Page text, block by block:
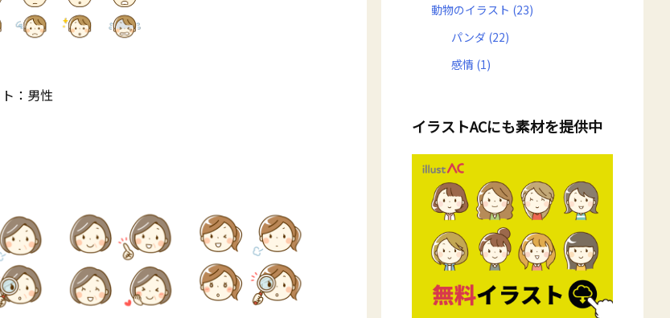
：男性
動物のイラスト (23)
パンダ (22)
感情 (1)
イラストACにも素材を提供中